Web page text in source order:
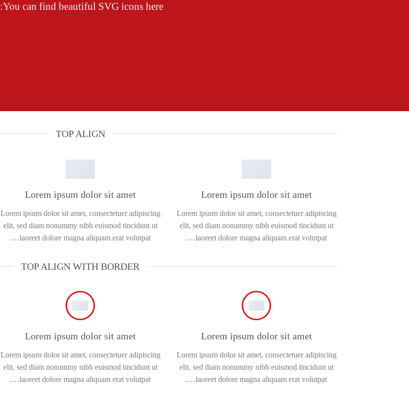
You can find beautiful SVG icons here:
TOP ALIGN
Lorem ipsum dolor sit amet
Lorem ipsum dolor sit amet, consectetuer adipiscing
elit, sed diam nonummy nibh euismod tincidunt ut
laoreet dolore magna aliquam erat volutpat….
Lorem ipsum dolor sit amet
Lorem ipsum dolor sit amet, consectetuer adipiscing
elit, sed diam nonummy nibh euismod tincidunt ut
laoreet dolore magna aliquam erat volutpat….
TOP ALIGN WITH BORDER
Lorem ipsum dolor sit amet
Lorem ipsum dolor sit amet, consectetuer adipiscing
elit, sed diam nonummy nibh euismod tincidunt ut
laoreet dolore magna aliquam erat volutpat….
Lorem ipsum dolor sit amet
Lorem ipsum dolor sit amet, consectetuer adipiscing
elit, sed diam nonummy nibh euismod tincidunt ut
laoreet dolore magna aliquam erat volutpat….